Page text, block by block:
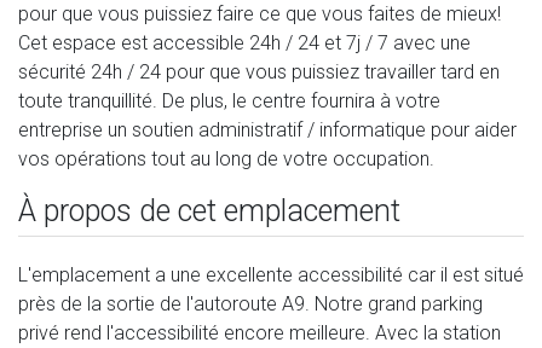
pour que vous puissiez faire ce que vous faites de mieux!
Cet espace est accessible 24h / 24 et 7j / 7 avec une
sécurité 24h / 24 pour que vous puissiez travailler tard en
toute tranquillité. De plus, le centre fournira à votre
entreprise un soutien administratif / informatique pour aider
vos opérations tout au long de votre occupation.
À propos de cet emplacement
L'emplacement a une excellente accessibilité car il est situé
près de la sortie de l'autoroute A9. Notre grand parking
privé rend l'accessibilité encore meilleure. Avec la station